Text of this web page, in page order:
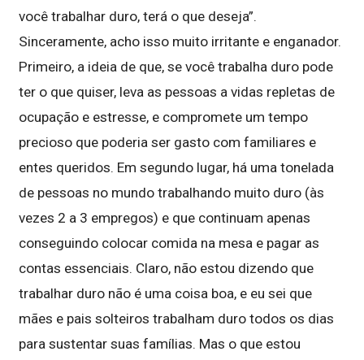
você trabalhar duro, terá o que deseja”.
Sinceramente, acho isso muito irritante e enganador.
Primeiro, a ideia de que, se você trabalha duro pode
ter o que quiser, leva as pessoas a vidas repletas de
ocupação e estresse, e compromete um tempo
precioso que poderia ser gasto com familiares e
entes queridos. Em segundo lugar, há uma tonelada
de pessoas no mundo trabalhando muito duro (às
vezes 2 a 3 empregos) e que continuam apenas
conseguindo colocar comida na mesa e pagar as
contas essenciais. Claro, não estou dizendo que
trabalhar duro não é uma coisa boa, e eu sei que
mães e pais solteiros trabalham duro todos os dias
para sustentar suas famílias. Mas o que estou